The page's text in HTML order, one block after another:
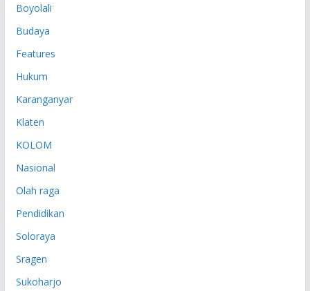
Boyolali
Budaya
Features
Hukum
Karanganyar
Klaten
KOLOM
Nasional
Olah raga
Pendidikan
Soloraya
Sragen
Sukoharjo